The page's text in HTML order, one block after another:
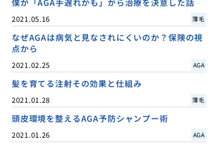
僕が「AGA手遅れかも」から治療を決意した話
2021.05.16 薄毛
なぜAGAは病気と見なされにくいのか？保険の視
点から
2021.02.25 AGA
髪を育てる注射その効果と仕組み
2021.01.28 薄毛
頭皮環境を整えるAGA予防シャンプー術
2021.01.26 AGA